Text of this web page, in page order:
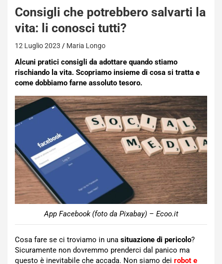
Consigli che potrebbero salvarti la
vita: li conosci tutti?
12 Luglio 2023 Maria Longo
Alcuni pratici consigli da adottare quando stiamo
rischiando la vita. Scopriamo insieme di cosa si tratta e
come dobbiamo farne assoluto tesoro.
App Facebook (foto da Pixabay) – Ecoo.it
Cosa fare se ci troviamo in una situazione di pericolo?
Sicuramente non dovremmo prenderci dal panico ma
questo è inevitabile che accada. Non siamo dei robot e